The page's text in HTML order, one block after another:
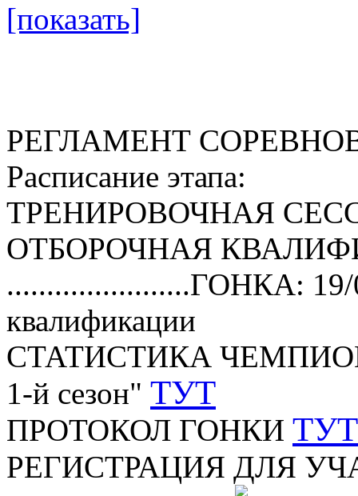
[показать]
РЕГЛАМЕНТ
Расписание этапа:
ТРЕНИРОВОЧНАЯ
ОТБОРОЧНАЯ
.......................ГОНКА: 19/
квалификации
СТАТИСТИКА
1-й сезон" ТУТ
ПРОТОКОЛ ГОНКИ ТУТ
РЕГИСТРАЦИЯ ДЛЯ